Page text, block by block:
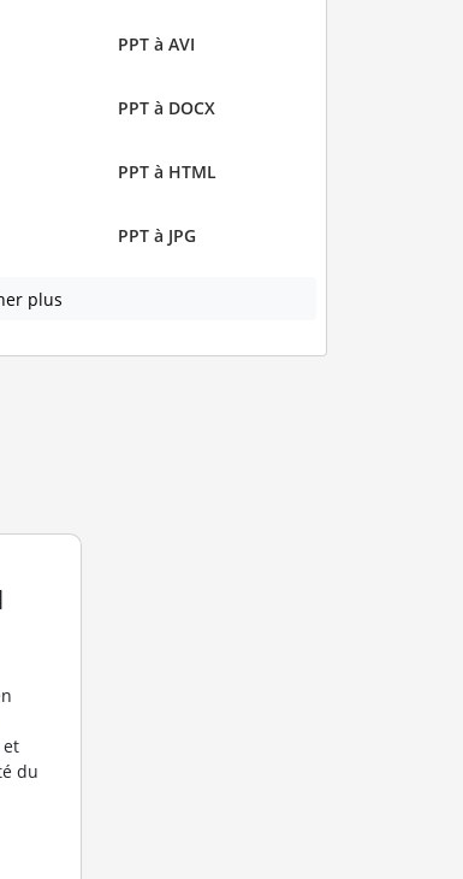
PPT à AVI
PPT à DOCX
PPT à HTML
PPT à JPG
plus
du